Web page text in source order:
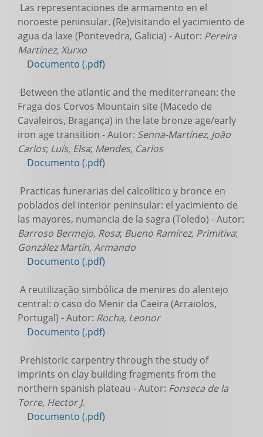
Las representaciones de armamento en el
noroeste peninsular. (Re)visitando el yacimiento de
agua da laxe (Pontevedra, Galicia) - Autor: Pereira
Martínez, Xurxo
Documento (.pdf)
Between the atlantic and the mediterranean: the
Fraga dos Corvos Mountain site (Macedo de
Cavaleiros, Bragança) in the late bronze age/early
iron age transition - Autor: Senna-Martínez, João
Carlos; Luís, Elsa; Mendes, Carlos
Documento (.pdf)
Practicas funerarias del calcolítico y bronce en
poblados del interior peninsular: el yacimiento de
las mayores, numancia de la sagra (Toledo) - Autor:
Barroso Bermejo, Rosa; Bueno Ramírez, Primitiva;
González Martín, Armando
Documento (.pdf)
A reutilização simbólica de menires do alentejo
central: o caso do Menir da Caeira (Arraiolos,
Portugal) - Autor: Rocha, Leonor
Documento (.pdf)
Prehistoric carpentry through the study of
imprints on clay building fragments from the
northern spanish plateau - Autor: Fonseca de la
Torre, Hector J.
Documento (.pdf)